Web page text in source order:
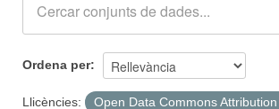
Ordena per
Llicències:
Open Data Commons